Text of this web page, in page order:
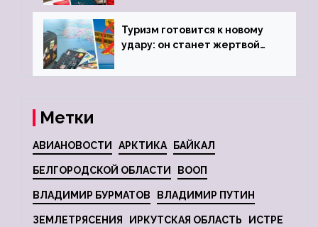
Туризм готовится к новому
удару: он станет жертвой
Метки
АВИАНОВОСТИ АРКТИКА БАЙКАЛ
БЕЛГОРОДСКОЙ ОБЛАСТИ ВООП
ВЛАДИМИР БУРМАТОВ ВЛАДИМИР ПУТИН
ЗЕМЛЕТРЯСЕНИЯ ИРКУТСКАЯ ОБЛАСТЬ ИСТРЕ